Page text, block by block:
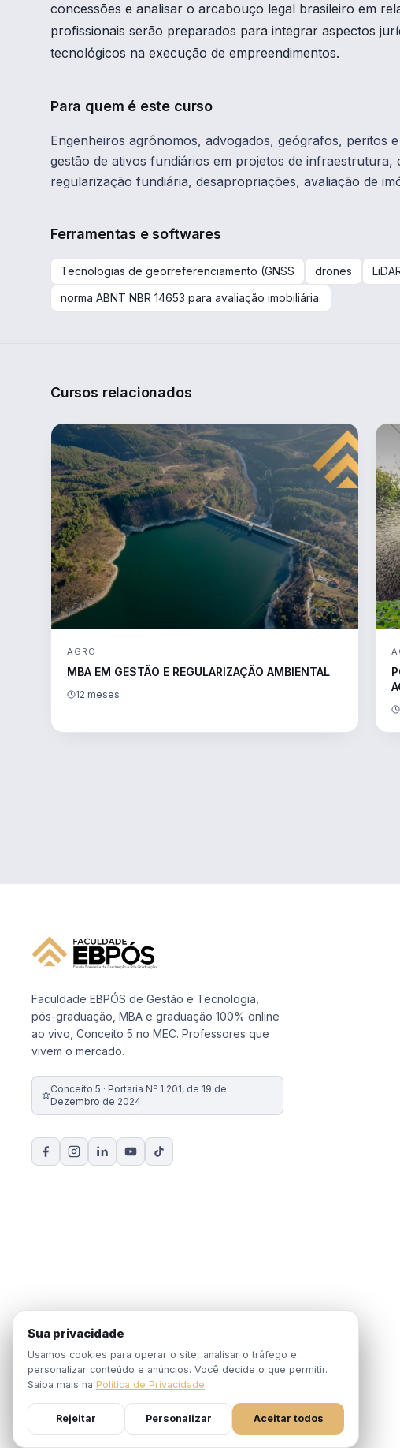
concessões e analisar o arcabouço legal brasileiro em
profissionais serão preparados para integrar aspectos
tecnológicos na execução de empreendimentos.
Para quem é este curso
Engenheiros agrônomos, advogados, geógrafos, peritos
gestão de ativos fundiários em projetos de
regularização fundiária, desapropriações, avaliação de
Ferramentas e softwares
Tecnologias de georreferenciamento (GNSS drones
norma ABNT NBR 14653 para avaliação imobiliária.
Cursos relacionados
AGRO
MBA EM GESTÃO E REGULARIZAÇÃO AMBIENTAL
12 meses
Faculdade EBPÓS de Gestão e Tecnologia,
pós-graduação, MBA e graduação 100% online
ao vivo, Conceito 5 no MEC. Professores que
vivem o mercado.
Conceito 5 · Portaria Nº 1.201, de 19 de
Dezembro de 2024
© 2026 EBPÓS. Todos os direitos reservados.
Sua privacidade
Usamos cookies para operar o site, analisar o tráfego e
personalizar conteúdo e anúncios. Você decide o que permitir.
Saiba mais na Política de Privacidade.
Rejeitar Personalizar Aceitar todos